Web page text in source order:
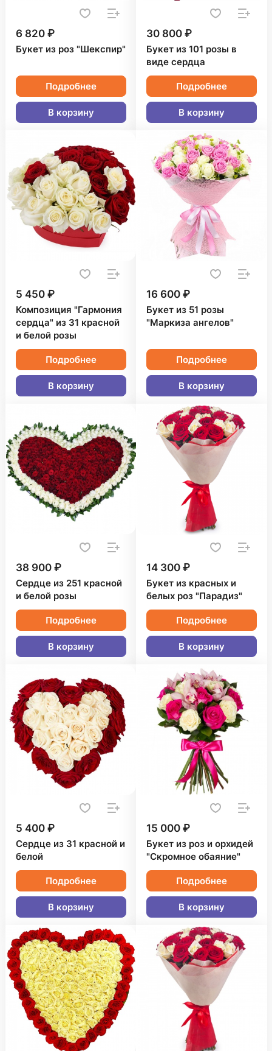
6 820 ₽
Букет из роз "Шекспир"
Подробнее
В корзину
30 800 ₽
Букет из 101 розы в
виде сердца
Подробнее
В корзину
5 450 ₽
Композиция "Гармония
сердца" из 31 красной
и белой розы
Подробнее
В корзину
16 600 ₽
Букет из 51 розы
"Маркиза ангелов"
Подробнее
В корзину
38 900 ₽
Сердце из 251 красной
и белой розы
Подробнее
В корзину
14 300 ₽
Букет из красных и
белых роз "Парадиз"
Подробнее
В корзину
5 400 ₽
Сердце из 31 красной и
белой
Подробнее
В корзину
15 000 ₽
Букет из роз и орхидей
"Скромное обаяние"
Подробнее
В корзину